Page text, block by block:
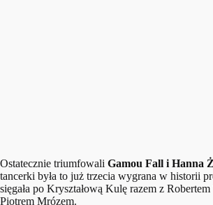
Ostatecznie triumfowali Gamou Fall i Hanna
tancerki była to już trzecia wygrana w historii
sięgała po Kryształową Kulę razem z
Piotrem Mrózem.